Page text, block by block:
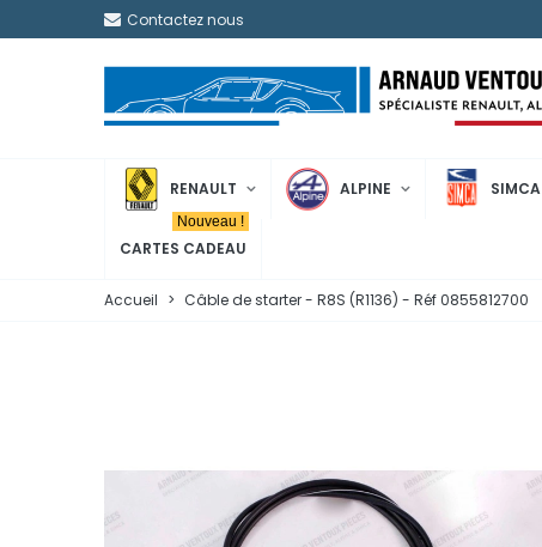
Contactez nous
RENAULT ALPINE SIMCA
CARTES CADEAU
Nouveau !
Accueil > Câble de starter - R8S (R1136) - Réf 0855812700